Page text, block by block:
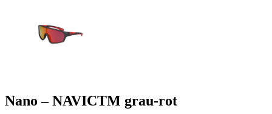
Nano – NAVICTM grau-rot